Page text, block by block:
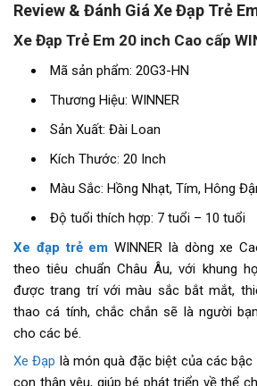
Review & Đánh Giá Xe Đạp Trẻ
Xe Đạp Trẻ Em 20 inch Cao cấp
Mã sản phẩm: 20G3-HN
Thương Hiệu: WINNER
Sản Xuất: Đài Loan
Kích Thước: 20 Inch
Màu Sắc: Hồng Nhạt, Tím, Hông
Độ tuổi thích hợp: 7 tuổi – 10 tuổi
Xe đạp trẻ em WINNER là dòng xe
theo tiêu chuẩn Châu Âu, với khung
được trang trí với màu sắc bắt mắt,
thao cá tính, chắc chắn sẽ là người
cho các bé.
Xe Đạp là món quà đặc biệt của các
con thân yêu, giúp bé phát triển về thể